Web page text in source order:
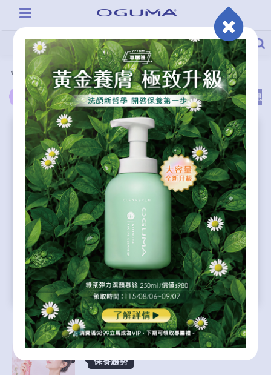
活動情報
得獎名單 保養趨勢 All 重要公告 活動訊息
《水美媒26週年時光淬鍊紀念瓶》限量只送不賣！
保濕噴霧進階用法大全！冷氣房、頭髮、日曬、油痘肌全解析
保養趨勢